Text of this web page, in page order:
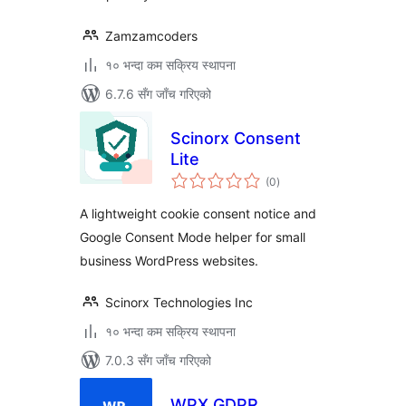
Zamzamcoders
१० भन्दा कम सक्रिय स्थापना
6.7.6 सँग जाँच गरिएको
Scinorx Consent
Lite
(0कुल
रेटिङ्गहरू
)
A lightweight cookie consent notice and
Google Consent Mode helper for small
business WordPress websites.
Scinorx Technologies Inc
१० भन्दा कम सक्रिय स्थापना
7.0.3 सँग जाँच गरिएको